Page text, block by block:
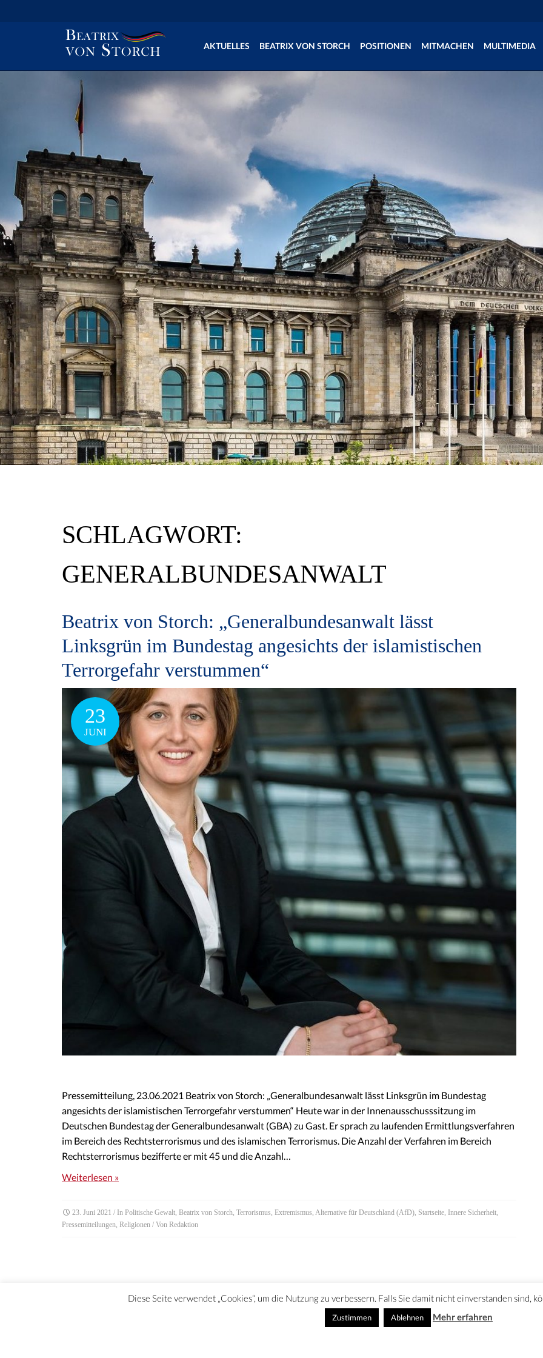
AKTUELLES BEATRIX VON STORCH POSITIONEN MITMACHEN MULTIMEDIA
SCHLAGWORT:
GENERALBUNDESANWALT
Beatrix von Storch: „Generalbundesanwalt lässt
Linksgrün im Bundestag angesichts der islamistischen
Terrorgefahr verstummen“
23
JUNI
Pressemitteilung, 23.06.2021 Beatrix von Storch: „Generalbundesanwalt lässt Linksgrün im Bundestag
angesichts der islamistischen Terrorgefahr verstummen“ Heute war in der Innenausschusssitzung im
Deutschen Bundestag der Generalbundesanwalt (GBA) zu Gast. Er sprach zu laufenden Ermittlungsverfahren
im Bereich des Rechtsterrorismus und des islamischen Terrorismus. Die Anzahl der Verfahren im Bereich
Rechtsterrorismus bezifferte er mit 45 und die Anzahl…
Weiterlesen »
23. Juni 2021 / In Politische Gewalt Beatrix von Storch Terrorismus Extremismus Alternative für Deutschland (AfD) Startseite Innere Sicherheit
Pressemitteilungen Religionen / Von Redaktion
Diese Seite verwendet „Cookies“, um die Nutzung zu verbessern. Falls Sie damit nicht einverstanden sind,
Zustimmen Ablehnen Mehr erfahren